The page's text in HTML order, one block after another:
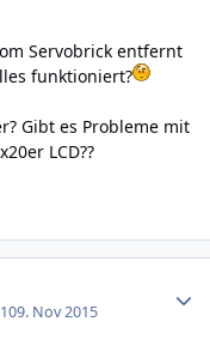
Servobrick entfernt
funktioniert?
Gibt es Probleme mit
LCD??
9. Nov 2015